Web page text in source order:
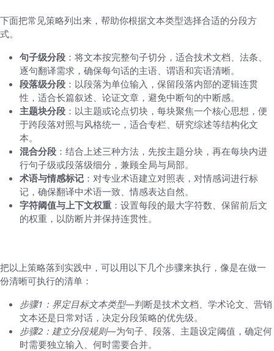
下面把常见策略列出来，帮助你根据文本类型选择合适的分段方
式。
句子级分段 ：将文本按完整句子切分，适合技术文档、法条、
逐句翻译需求，确保每句话的主语、谓语和宾语清晰。
段落级分段 ：以段落为单位输入，保留段落内部的逻辑连贯
性，适合长篇叙述、论证文章，避免中断句的中断感。
主题块分段 ：以主题或论点切块，每块聚焦一个核心思想，便
于跨段落对照与风格统一，适合专栏、研究综述等结构化文
本。
混合分段 ：结合上述三种方法，先按主题分块，再在每块内进
行句子级或段落级细分，兼顾全局与局部。
术语与情感标记 ：对专业术语建立对照表，对情感词进行标
记，确保翻译中术语一致、情感表达自然。
字符阈值与上下文权重 ：设置每段的最大字符数、保留前后文
的权重，以防断片并保持连贯性。
把以上策略落到实践中，可以用以下几个步骤来执行，像是在做一
份清晰可执行的清单：
步骤1：界定目标文本类型—判断是技术文档、学术论文、营销
文本还是日常对话，决定分段策略的优先级。
步骤2：建立分段规则—为句子、段落、主题设定阈值，确定何
时需要独立输入、何时需要合并。